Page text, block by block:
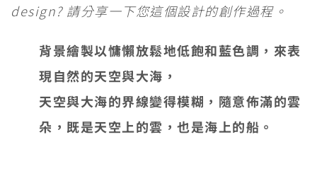
design? 請分享一下您這個設計的創作過程。
背景繪製以慵懶放鬆地低飽和藍色調，來表
現自然的天空與大海，
天空與大海的界線變得模糊，隨意佈滿的雲
朵，既是天空上的雲，也是海上的船。